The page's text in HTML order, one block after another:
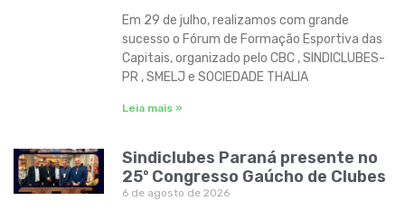
Em 29 de julho, realizamos com grande
sucesso o Fórum de Formação Esportiva das
Capitais, organizado pelo CBC , SINDICLUBES-
PR , SMELJ e SOCIEDADE THALIA
Leia mais »
Sindiclubes Paraná presente no
25º Congresso Gaúcho de Clubes
6 de agosto de 2026